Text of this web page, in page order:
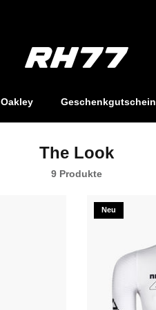
Oakley Geschenkgutschein
The Look
9 Produkte
Neu